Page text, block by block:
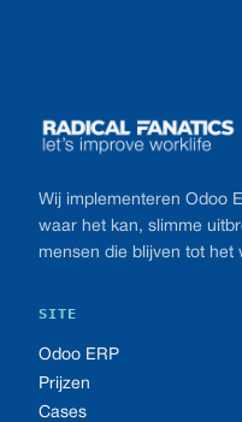
Wij implementeren Odoo
waar het kan, slimme
mensen die blijven tot het
SITE
Odoo ERP
Prijzen
Cases